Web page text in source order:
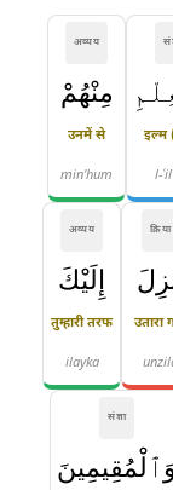
इल्म
l-
अव्यय
مِنْهُمْ
उनमें से
min'hum
क्रिया
उतारा
अव्यय
إِلَيْكَ
तुम्हारी तरफ
ilayka
संज्ञा
وَٱلْمُقِيمِينَ